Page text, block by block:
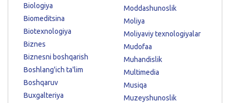
Biologiya
Biomeditsina
Biotexnologiya
Biznes
Biznesni boshqarish
Boshlang'ich ta'lim
Boshqaruv
Buxgalteriya
Moddashunoslik
Moliya
Moliyaviy texnologiyalar
Mudofaa
Muhandislik
Multimedia
Musiqa
Muzeyshunoslik